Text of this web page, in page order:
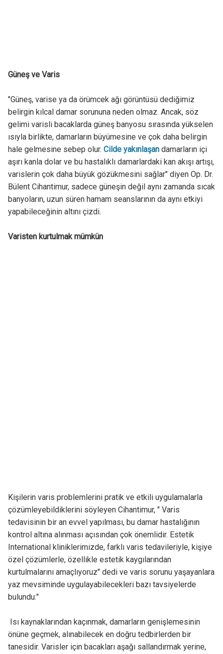
Güneş ve Varis
"Güneş, varise ya da örümcek ağı görüntüsü dediğimiz
belirgin kılcal damar sorununa neden olmaz. Ancak, söz
gelimi varisli bacaklarda güneş banyosu sırasında yükselen
ısıyla birlikte, damarların büyümesine ve çok daha belirgin
hale gelmesine sebep olur. Cilde yakınlaşandamarların içi
aşırı kanla dolar ve bu hastalıklı damarlardaki kan akışı artışı,
varislerin çok daha büyük gözükmesini sağlar" diyen Op. Dr.
Bülent Cihantimur, sadece güneşin değil aynı zamanda sıcak
banyoların, uzun süren hamam seanslarının da aynı etkiyi
yapabileceğinin altını çizdi.
Varisten kurtulmak mümkün
Kişilerin varis problemlerini pratik ve etkili uygulamalarla
çözümleyebildiklerini söyleyen Cihantimur, " Varis
tedavisinin bir an evvel yapılması, bu damar hastalığının
kontrol altına alınması açısından çok önemlidir. Estetik
International kliniklerimizde, farklı varis tedavileriyle, kişiye
özel çözümlerle, özellikle estetik kaygılarından
kurtulmalarını amaçlıyoruz" dedi ve varis sorunu yaşayanlara
yaz mevsiminde uygulayabilecekleri bazı tavsiyelerde
bulundu:"
Isı kaynaklarından kaçınmak, damarların genişlemesinin
önüne geçmek, alınabilecek en doğru tedbirlerden bir
tanesidir. Varisler için bacakları aşağı sallandırmak yerine,